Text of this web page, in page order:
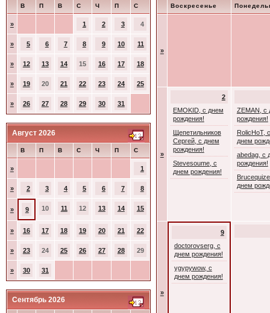
В П В С Ч П С
» 1 2 3 4
» 5 6 7 8 9 10 11
» 12 13 14 15 16 17 18
» 19 20 21 22 23 24 25
» 26 27 28 29 30 31
Август 2026
В П В С Ч П С
» 1
» 2 3 4 5 6 7 8
» 9 10 11 12 13 14 15
» 16 17 18 19 20 21 22
» 23 24 25 26 27 28 29
» 30 31
Сентябрь 2026
Воскресенье
»
»
2
EMOKID, с днем
рождения!
Щепетильников
Сергей, с днем
рождения!
Stevesoume, с
днем рождения!
ZEMAN, с
рождения!
RolicHoT, с
днем
abedag, с
рождения!
днем
»
9
doctorovserg, с
днем рождения!
ygypywow, с
днем рождения!